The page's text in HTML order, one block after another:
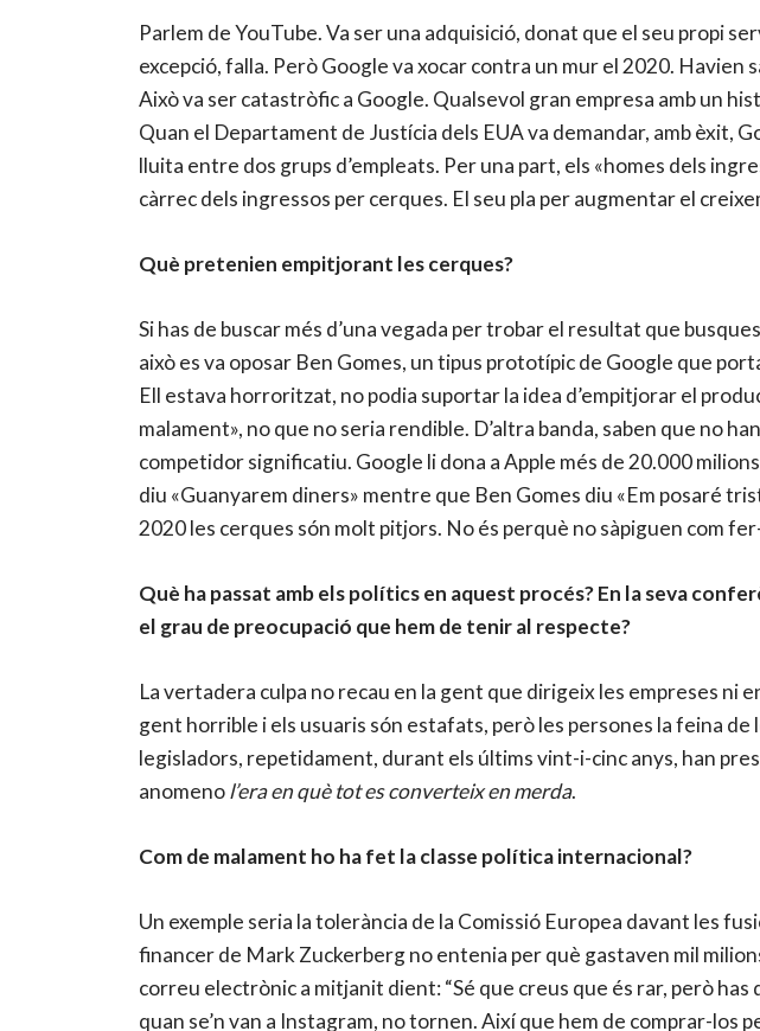
Parlem de YouTube. Va ser una adquisició, donat que el seu propi
excepció, falla. Però Google va xocar contra un mur el 2020.
Això va ser catastròfic a Google. Qualsevol gran empresa amb un
Quan el Departament de Justícia dels EUA va demandar, amb èxit,
lluita entre dos grups d’empleats. Per una part, els «homes dels
càrrec dels ingressos per cerques. El seu pla per augmentar el
Què pretenien empitjorant les cerques?
Si has de buscar més d’una vegada per trobar el resultat que
això es va oposar Ben Gomes, un tipus prototípic de Google que
Ell estava horroritzat, no podia suportar la idea d’empitjorar el
malament», no que no seria rendible. D’altra banda, saben que no
competidor significatiu. Google li dona a Apple més de 20.000
diu «Guanyarem diners» mentre que Ben Gomes diu «Em posaré
2020 les cerques són molt pitjors. No és perquè no sàpiguen com
Què ha passat amb els polítics en aquest procés? En la seva
el grau de preocupació que hem de tenir al respecte?
La vertadera culpa no recau en la gent que dirigeix les empreses ni
gent horrible i els usuaris són estafats, però les persones la feina
legisladors, repetidament, durant els últims vint-i-cinc anys, han
anomenol’era en què tot es converteix en merda.
Com de malament ho ha fet la classe política internacional?
Un exemple seria la tolerància de la Comissió Europea davant les
financer de Mark Zuckerberg no entenia per què gastaven mil
correu electrònic a mitjanit dient: “Sé que creus que és rar, però
quan se’n van a Instagram, no tornen. Així que hem de comprar-los